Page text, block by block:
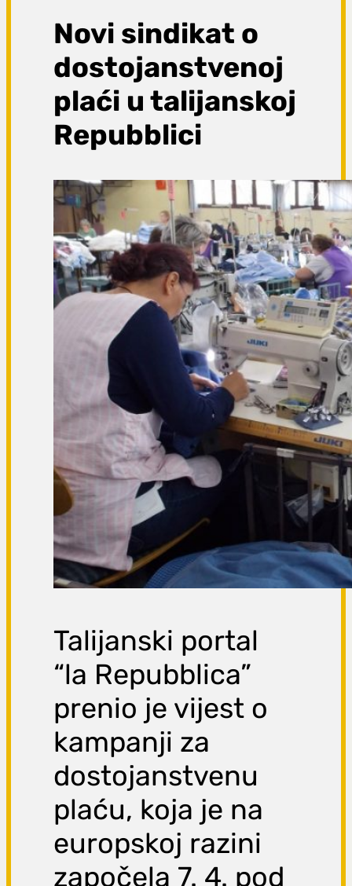
g
a
Novi sindikat o
dostojanstvenoj
plaći u talijanskoj
Repubblici
Talijanski portal
“la Repubblica”
prenio je vijest o
kampanji za
dostojanstvenu
plaću, koja je na
europskoj razini
započela 7. 4. pod